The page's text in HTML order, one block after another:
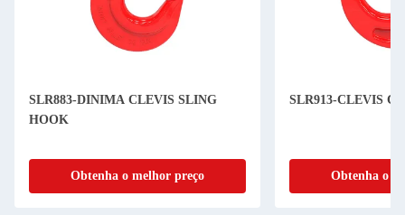
SLR883-DINIMA CLEVIS SLING
HOOK
Obtenha o melhor preço
SLR913-CLEVIS C
Obtenha o